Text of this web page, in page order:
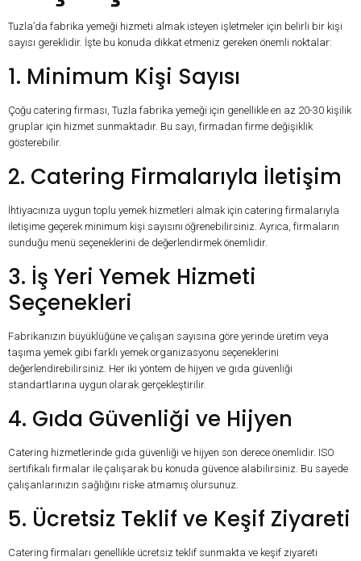
Tuzla’da fabrika yemeği hizmeti almak isteyen işletmeler için belirli bir kişi
sayısı gereklidir. İşte bu konuda dikkat etmeniz gereken önemli noktalar:
1. Minimum Kişi Sayısı
Çoğu catering firması, Tuzla fabrika yemeği için genellikle en az 20-30 kişilik
gruplar için hizmet sunmaktadır. Bu sayı, firmadan firme değişiklik
gösterebilir.
2. Catering Firmalarıyla İletişim
İhtiyacınıza uygun toplu yemek hizmetleri almak için catering firmalarıyla
iletişime geçerek minimum kişi sayısını öğrenebilirsiniz. Ayrıca, firmaların
sunduğu menü seçeneklerini de değerlendirmek önemlidir.
3. İş Yeri Yemek Hizmeti
Seçenekleri
Fabrikanızın büyüklüğüne ve çalışan sayısına göre yerinde üretim veya
taşıma yemek gibi farklı yemek organizasyonu seçeneklerini
değerlendirebilirsiniz. Her iki yöntem de hijyen ve gıda güvenliği
standartlarına uygun olarak gerçekleştirilir.
4. Gıda Güvenliği ve Hijyen
Catering hizmetlerinde gıda güvenliği ve hijyen son derece önemlidir. ISO
sertifikalı firmalar ile çalışarak bu konuda güvence alabilirsiniz. Bu sayede
çalışanlarınızın sağlığını riske atmamış olursunuz.
5. Ücretsiz Teklif ve Keşif Ziyareti
Catering firmaları genellikle ücretsiz teklif sunmakta ve keşif ziyareti